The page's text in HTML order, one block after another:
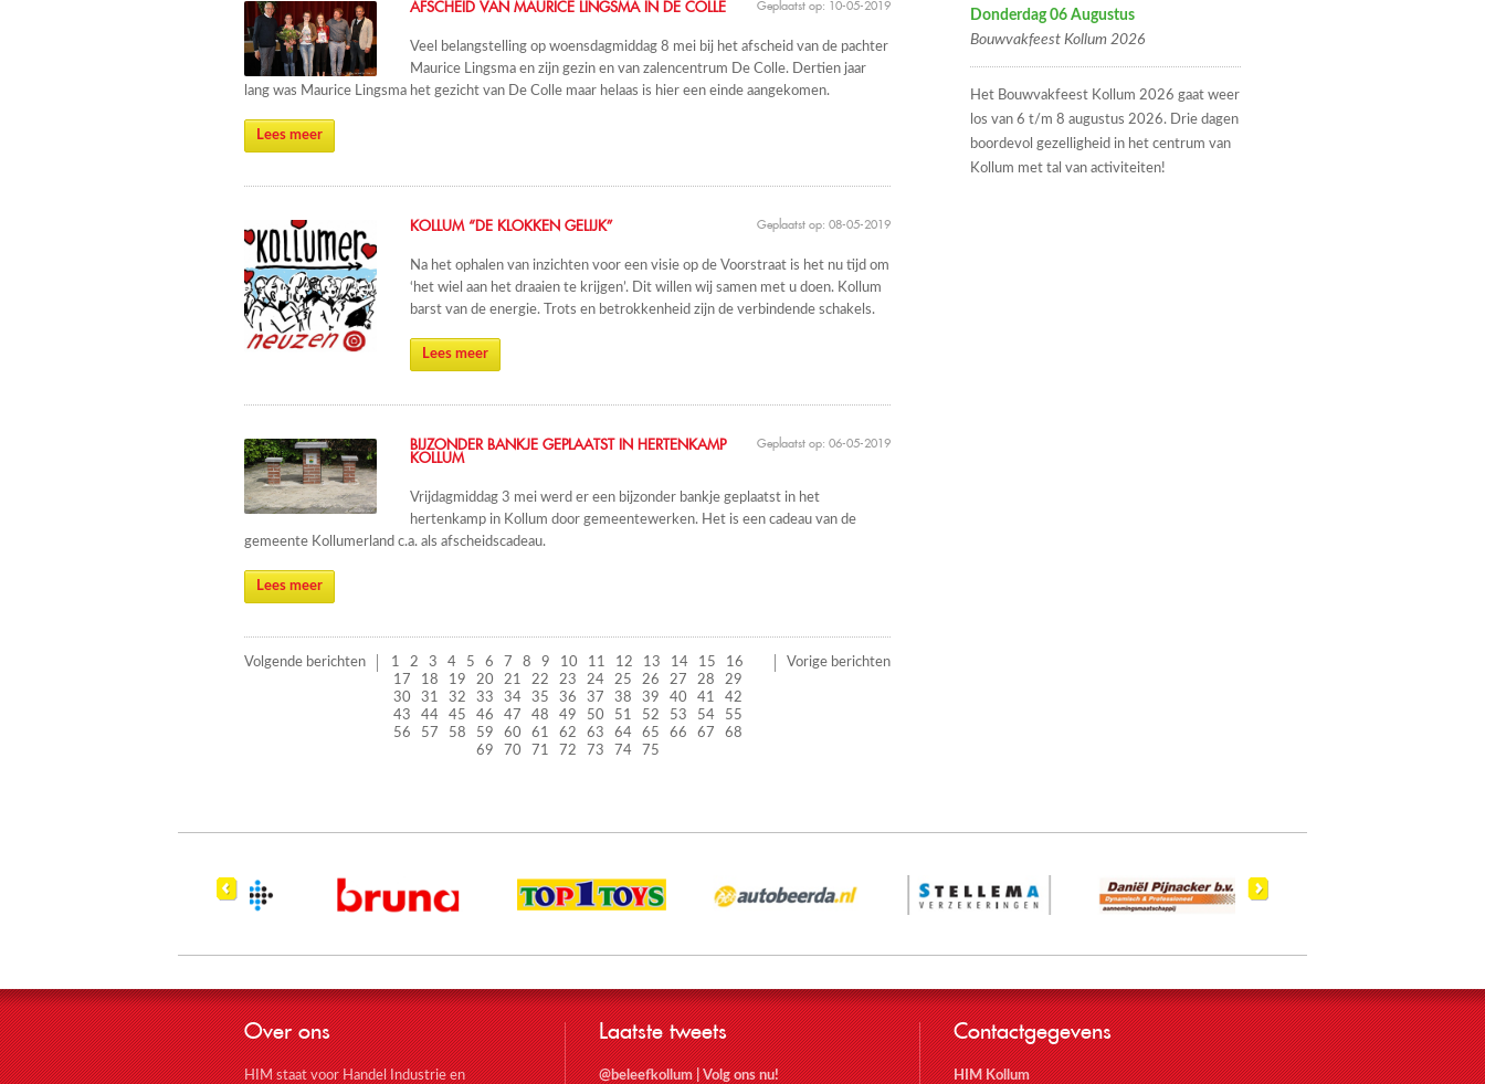
Geplaatst op: 10-05-2019
AFSCHEID VAN MAURICE LINGSMA IN DE COLLE
Veel belangstelling op woensdagmiddag 8 mei bij het afscheid van de pachter
Maurice Lingsma en zijn gezin en van zalencentrum De Colle. Dertien jaar
lang was Maurice Lingsma het gezicht van De Colle maar helaas is hier een einde aangekomen.
Lees meer
Geplaatst op: 08-05-2019
KOLLUM “DE KLOKKEN GELIJK”
Na het ophalen van inzichten voor een visie op de Voorstraat is het nu tijd om
‘het wiel aan het draaien te krijgen’. Dit willen wij samen met u doen. Kollum
barst van de energie. Trots en betrokkenheid zijn de verbindende schakels.
Lees meer
Geplaatst op: 06-05-2019
BIJZONDER BANKJE GEPLAATST IN HERTENKAMP
KOLLUM
Vrijdagmiddag 3 mei werd er een bijzonder bankje geplaatst in het
hertenkamp in Kollum door gemeentewerken. Het is een cadeau van de
gemeente Kollumerland c.a. als afscheidscadeau.
Lees meer
Volgende berichten 1 2 3 4 5 6 7 8 9 10 11 12 13 14 15
16
17
18 19 20 21 22 23 24 25 26 27 28
29
30
31 32 33 34 35 36 37 38 39 40 41
42
43
44 45 46 47 48 49 50 51 52 53 54
55
56
57 58 59 60 61 62 63 64 65 66 67
68
69
70 71 72 73 74 75
Vorige berichten
Donderdag 06 Augustus
Bouwvakfeest Kollum 2026
Het Bouwvakfeest Kollum 2026 gaat weer
los van 6 t/m 8 augustus 2026. Drie dagen
boordevol gezelligheid in het centrum van
Kollum met tal van activiteiten!
Over ons
HIM staat voor Handel Industrie en
Laatste tweets
@beleefkollum|Volg ons nu!
Contactgegevens
HIM Kollum